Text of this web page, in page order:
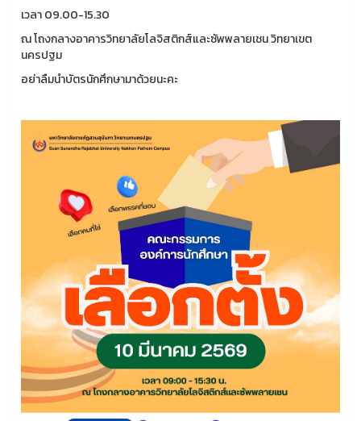
เวลา 09.00-15.30
ณ โถงกลางอาคารวิทยาลัยโลจิสติกส์และซัพพลายเชน วิทยาเขต
นครปฐม
อย่าลืมนำบัตรนักศึกษามาด้วยนะคะ